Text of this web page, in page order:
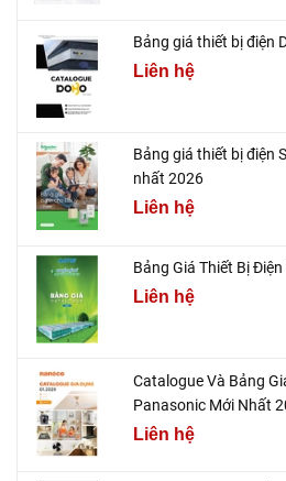
Bảng giá thiết bị điện
Liên hệ
Bảng giá thiết bị điện
nhất 2026
Liên hệ
Bảng Giá Thiết Bị
Liên hệ
Catalogue Và Bảng
Panasonic Mới Nhất
Liên hệ